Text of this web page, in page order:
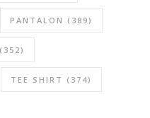
PANTALON (389)
(352)
TEE SHIRT (374)